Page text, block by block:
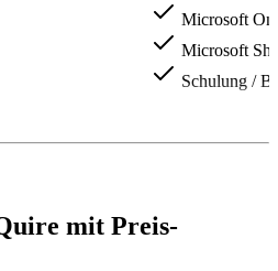
Microsoft
Microsoft
Schulung /
mit Preis-